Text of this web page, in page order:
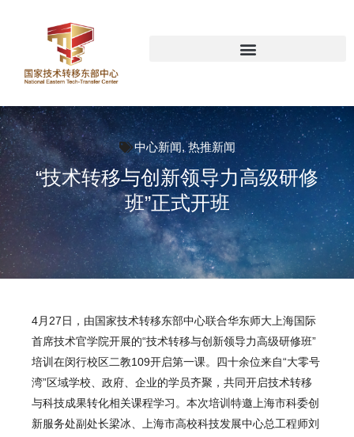
中心新闻,热推新闻
“技术转移与创新领导力高级研修
班”正式开班
4月27日，由国家技术转移东部中心联合华东师大上海国际
首席技术官学院开展的“技术转移与创新领导力高级研修班”
培训在闵行校区二教109开启第一课。四十余位来自“大零号
湾”区域学校、政府、企业的学员齐聚，共同开启技术转移
与科技成果转化相关课程学习。本次培训特邀上海市科委创
新服务处副处长梁冰、上海市高校科技发展中心总工程师刘